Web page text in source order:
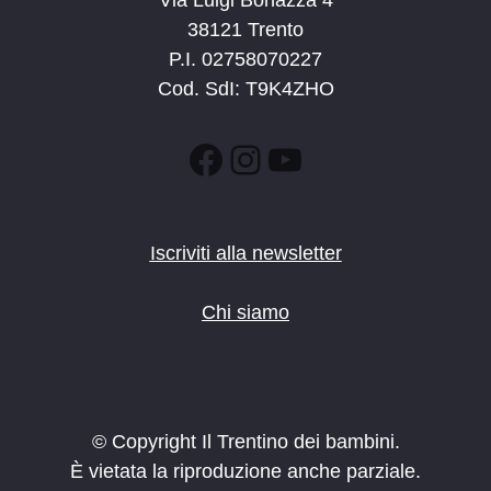
38121 Trento
P.I. 02758070227
Cod. SdI: T9K4ZHO
Facebook
Instagram
YouTube
Iscriviti alla newsletter
Chi siamo
© Copyright Il Trentino dei bambini.
È vietata la riproduzione anche parziale.